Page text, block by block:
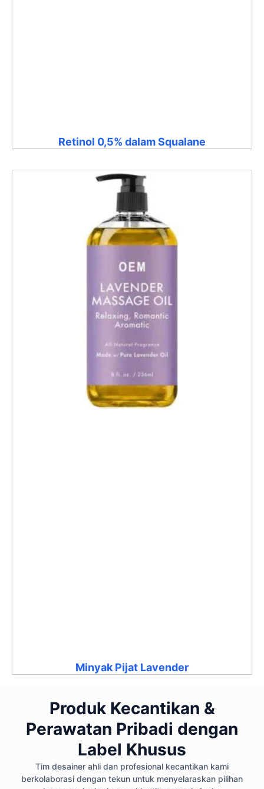
Retinol 0,5% dalam Squalane
Minyak Pijat Lavender
Produk Kecantikan &
Perawatan Pribadi dengan
Label Khusus
Tim desainer ahli dan profesional kecantikan kami
berkolaborasi dengan tekun untuk menyelaraskan pilihan